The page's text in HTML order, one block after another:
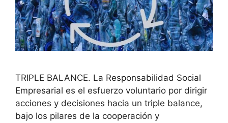
TRIPLE BALANCE. La Responsabilidad Social
Empresarial es el esfuerzo voluntario por dirigir
acciones y decisiones hacia un triple balance,
bajo los pilares de la cooperación y